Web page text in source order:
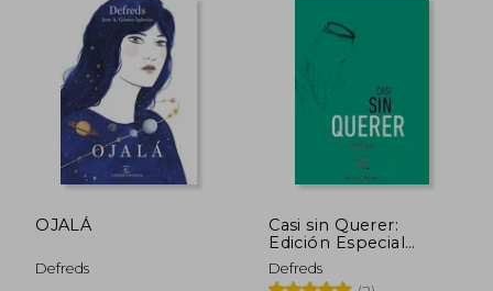
45%
dcto.
45%
dcto.
OJALÁ
Defreds
Casi sin Querer:
Edición Especial
Limitada
Defreds